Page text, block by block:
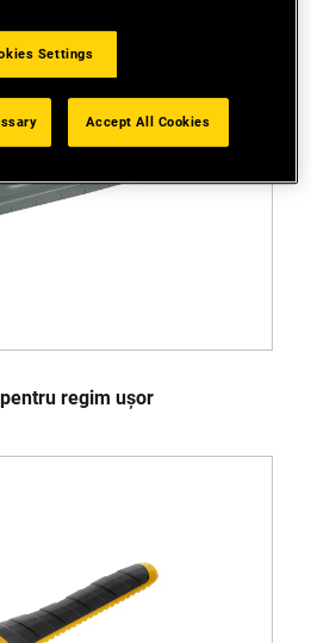
regim ușor
Settings
Accept All Cookies